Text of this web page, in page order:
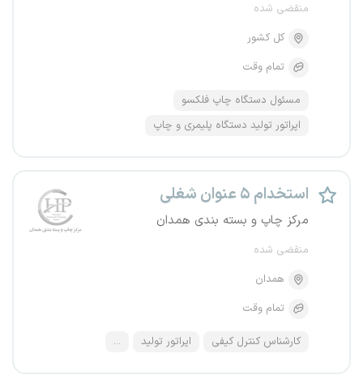
منقضی شده
کل کشور
تمام وقت
مسئول دستگاه چاپ فلکسو
اپراتور تولید دستگاه پلیمری و چاپ
استخدام ۵ عنوان شغلی
مرکز چاپ و بسته بندی همدان
منقضی شده
همدان
تمام وقت
کارشناس کنترل کیفی اپراتور تولید ...